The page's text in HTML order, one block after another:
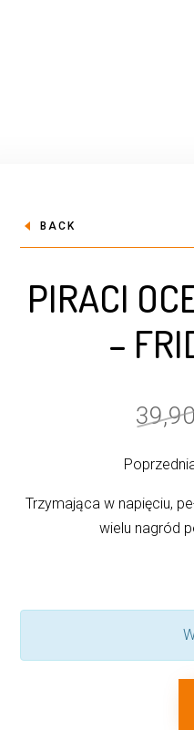
BACK
PIRACI
–
Trzymająca w napięciu,
wielu nagród